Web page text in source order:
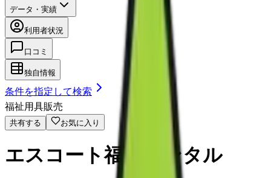
データ・実績
利用者状況
口コミ
独自情報
条件を指定して検索
福祉用具販売
共有する お気に入り
エスコート福祉レンタル